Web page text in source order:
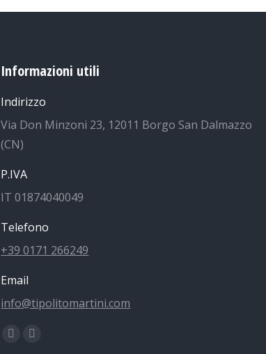
Informazioni utili
Indirizzo
Via Don Minzoni 23, 12011 Borgo San Dalmazzo
(CN)
P.IVA
IT 01874040049
Telefono
+39 0171 266249
Email
info@tipolitomartini.com
Find us on:
FacebookInstagram